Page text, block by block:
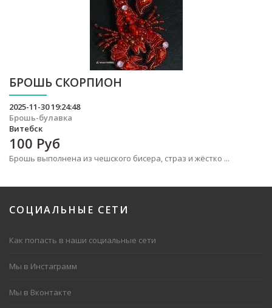
БРОШЬ СКОРПИОН
2025-11-30 19:24:48
Брошь-булавка
Витебск
100 Руб
Брошь выполнена из чешского бисера, страз и жёстко ...
СОЦИАЛЬНЫЕ СЕТИ
Как попасть в наши социальные сети
Мы в Инстаграмм
Мы в Вконтакте